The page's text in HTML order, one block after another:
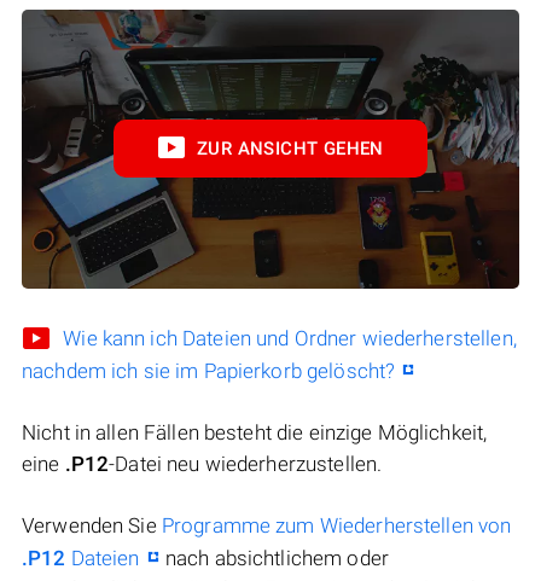
ZUR ANSICHT GEHEN
Wie kann ich Dateien und Ordner wiederherstellen,
nachdem ich sie im Papierkorb gelöscht?
Nicht in allen Fällen besteht die einzige Möglichkeit,
eine .P12-Datei neu wiederherzustellen.
Verwenden Sie Programme zum Wiederherstellen von
.P12 Dateien
nach absichtlichem oder